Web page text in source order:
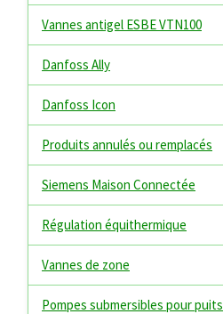
Vannes antigel ESBE VTN100
Danfoss Ally
Danfoss Icon
Produits annulés ou remplacés
Siemens Maison Connectée
Régulation équithermique
Vannes de zone
Pompes submersibles pour puits